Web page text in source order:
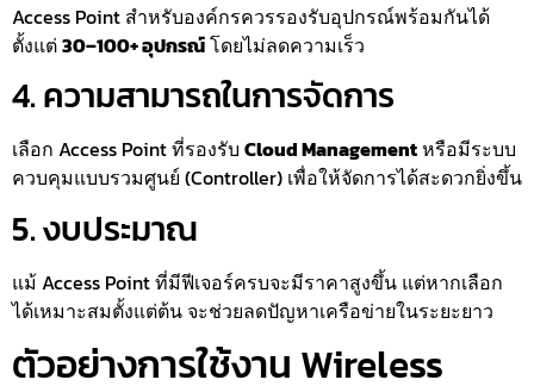
Access Point สำหรับองค์กรควรรองรับอุปกรณ์พร้อมกันได้
ตั้งแต่30–100+ อุปกรณ์โดยไม่ลดความเร็ว
4. ความสามารถในการจัดการ
เลือก Access Point ที่รองรับ Cloud Managementหรือมีระบบ
ควบคุมแบบรวมศูนย์ (Controller) เพื่อให้จัดการได้สะดวกยิ่งขึ้น
5. งบประมาณ
แม้ Access Point ที่มีฟีเจอร์ครบจะมีราคาสูงขึ้น แต่หากเลือก
ได้เหมาะสมตั้งแต่ต้น จะช่วยลดปัญหาเครือข่ายในระยะยาว
ตัวอย่างการใช้งาน Wireless